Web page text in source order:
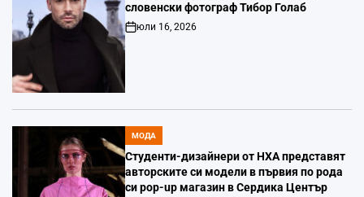
словенски фотограф Тибор Голаб
Post
Date
юли 16, 2026
POSTED
IN
МОДА
Студенти-дизайнери от НХА представят
авторските си модели в първия по рода
си pop-up магазин в Сердика Център